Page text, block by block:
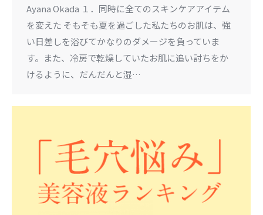
Ayana Okada １．同時に全てのスキンケアアイテム
を変えた そもそも夏を過ごした私たちのお肌は、強
い日差しを浴びてかなりのダメージを負っていま
す。また、冷房で乾燥していたお肌に追い討ちをか
けるように、だんだんと湿…